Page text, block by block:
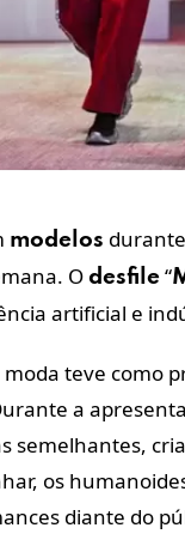
modelos
O desfile “
artificial e
teve como
a
semelhantes,
os
diante do